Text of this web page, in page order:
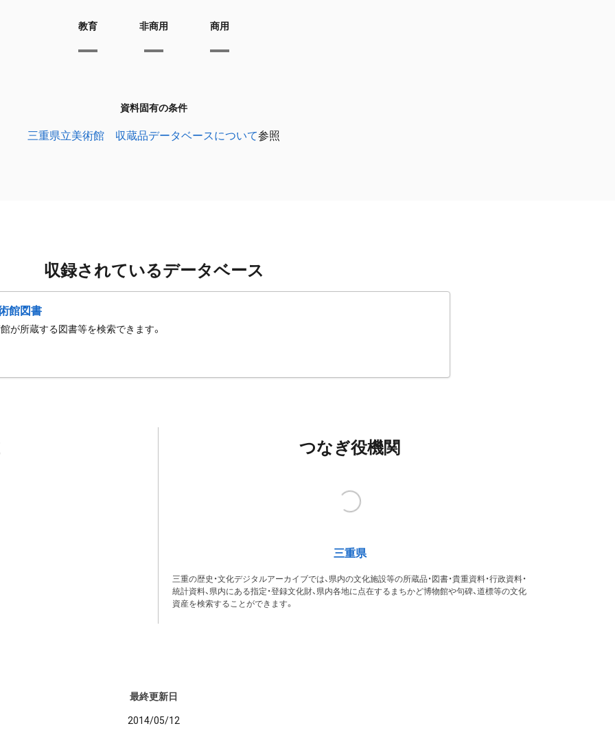
教育 非商用 商用
資料固有の条件
三重県立美術館 収蔵品データベースについて参照
収録されているデータベース
館図書
が所蔵する図書等を検索できます。
つなぎ役機関
三重県
三重の歴史・文化デジタルアーカイブでは、県内の文化施設等の所蔵品・図書・貴重資料・行政資料・
統計資料、県内にある指定・登録文化財、県内各地に点在するまちかど博物館や句碑、道標等の文化
資産を検索することができます。
最終更新日
2014/05/12